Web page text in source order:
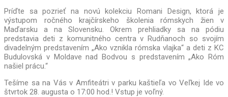
Príďte sa pozrieť na novú kolekciu Romani Design, ktorá je
výstupom ročného krajčírskeho školenia rómskych žien v
Maďarsku a na Slovensku. Okrem prehliadky sa na pódiu
predstavia deti z komunitného centra v Rudňanoch so svojím
divadelným predstavením „Ako vznikla rómska vlajka“ a deti z KC
Budulovská v Moldave nad Bodvou s predstavením „Ako Róm
našiel prácu.“
Tešíme sa na Vás v Amfiteátri v parku kaštieľa vo Veľkej Ide vo
štvrtok 28. augusta o 17:00 hod.! Vstup je voľný.